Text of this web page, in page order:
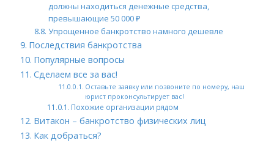
должны находиться денежные средства,
превышающие 50 000 ₽
Упрощенное банкротство намного дешевле
Последствия банкротства
Популярные вопросы
Сделаем все за вас!
Оставьте заявку или позвоните по номеру, наш
юрист проконсультирует вас!
Похожие организации рядом
Витакон – банкротство физических лиц
Как добраться?